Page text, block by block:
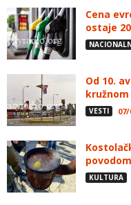
Cena
ostaje
Od 10.
VESTI
KULTURA